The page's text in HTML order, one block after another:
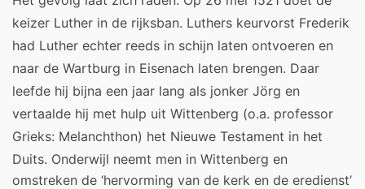
keizer Luther in de rijksban. Luthers keurvorst Frederik
had Luther echter reeds in schijn laten ontvoeren en
naar de Wartburg in Eisenach laten brengen. Daar
leefde hij bijna een jaar lang als jonker Jörg en
vertaalde hij met hulp uit Wittenberg (o.a. professor
Grieks: Melanchthon) het Nieuwe Testament in het
Duits. Onderwijl neemt men in Wittenberg en
omstreken de ‘hervorming van de kerk en de eredienst’